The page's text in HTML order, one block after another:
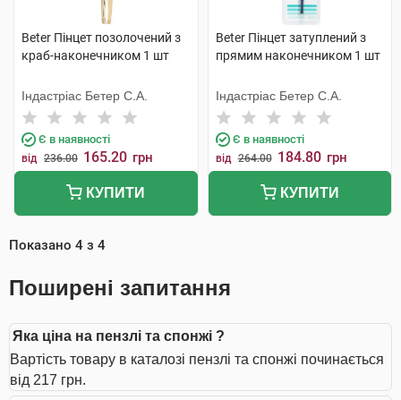
Beter Пінцет позолочений з
краб-наконечником 1 шт
Індастріас Бетер С.А.
Є в наявності
від 236.00 165.20 грн
КУПИТИ
Beter Пінцет затуплений з
прямим наконечником 1 шт
Індастріас Бетер С.А.
Є в наявності
від 264.00 184.80 грн
КУПИТИ
Показано 4 з 4
Поширені запитання
Яка ціна на пензлі та спонжі ?
Вартість товару в каталозі пензлі та спонжі починається
від 217 грн.